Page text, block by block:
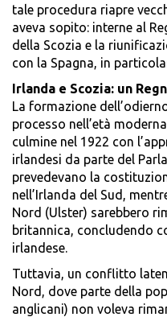
tale procedura riapre
aveva sopito: interne al
della Scozia e la
con la Spagna, in
Irlanda e Scozia: un
La formazione
processo nell’età
culmine nel 1922 con
irlandesi da parte del
prevedevano la
nell’Irlanda del Sud,
Nord (Ulster) sarebbero
britannica, concludendo
irlandese.
Tuttavia, un conflitto
Nord, dove parte della
anglicani) non voleva